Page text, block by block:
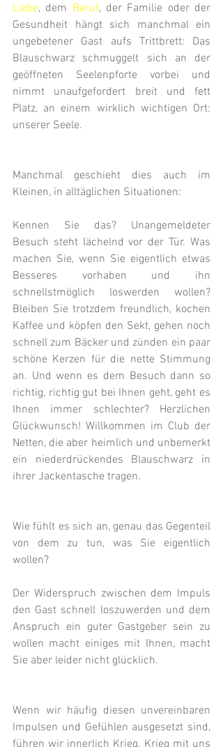
Liebe, dem Beruf, der Familie oder der
Gesundheit hängt sich manchmal ein
ungebetener Gast aufs Trittbrett: Das
Blauschwarz schmuggelt sich an der
geöffneten Seelenpforte vorbei und
nimmt unaufgefordert breit und fett
Platz, an einem wirklich wichtigen Ort:
unserer Seele.
Manchmal geschieht dies auch im
Kleinen, in alltäglichen Situationen:
Kennen Sie das? Unangemeldeter
Besuch steht lächelnd vor der Tür. Was
machen Sie, wenn Sie eigentlich etwas
Besseres vorhaben und ihn
schnellstmöglich loswerden wollen?
Bleiben Sie trotzdem freundlich, kochen
Kaffee und köpfen den Sekt, gehen noch
schnell zum Bäcker und zünden ein paar
schöne Kerzen für die nette Stimmung
an. Und wenn es dem Besuch dann so
richtig, richtig gut bei Ihnen geht, geht es
Ihnen immer schlechter? Herzlichen
Glückwunsch! Willkommen im Club der
Netten, die aber heimlich und unbemerkt
ein niederdrückendes Blauschwarz in
ihrer Jackentasche tragen.
Wie fühlt es sich an, genau das Gegenteil
von dem zu tun, was Sie eigentlich
wollen?
Der Widerspruch zwischen dem Impuls
den Gast schnell loszuwerden und dem
Anspruch ein guter Gastgeber sein zu
wollen macht einiges mit Ihnen, macht
Sie aber leider nicht glücklich.
Wenn wir häufig diesen unvereinbaren
Impulsen und Gefühlen ausgesetzt sind,
führen wir innerlich Krieg. Krieg mit uns